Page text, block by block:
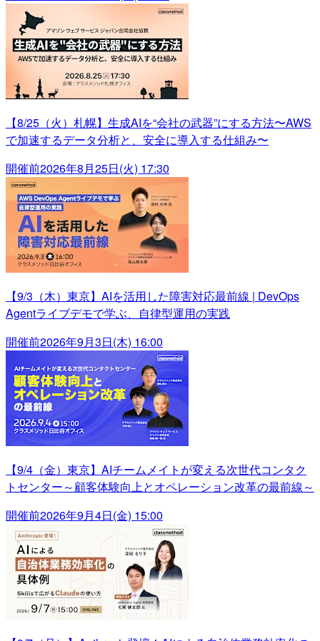
【8/25（火）札幌】生成AIを“会社の武器”にする方法〜AWS
で加速するデータ分析と、安全に導入する仕組み〜
開催前2026年8月25日(火) 17:30
【9/3（木）東京】AIを活用した障害対応最前線 | DevOps
Agentライブデモで学ぶ、自律型運用の実践
開催前2026年9月3日(木) 16:00
【9/4（金）東京】AIチームメイトが変える次世代コンタク
トセンター～顧客体験向上とオペレーション改革の最前線～
開催前2026年9月4日(金) 15:00